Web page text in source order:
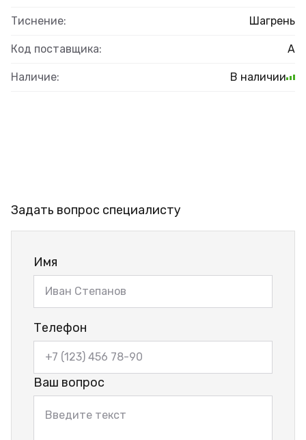
Тиснение: Шагрень
Код поставщика: А
Наличие: В наличии
Задать вопрос специалисту
Имя
Телефон
Ваш вопрос